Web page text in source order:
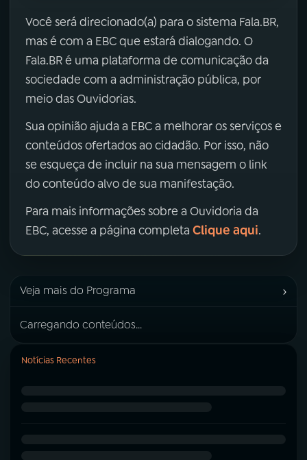
Você será direcionado(a) para o sistema Fala.BR,
mas é com a EBC que estará dialogando. O
Fala.BR é uma plataforma de comunicação da
sociedade com a administração pública, por
meio das Ouvidorias.
Sua opinião ajuda a EBC a melhorar os serviços e
conteúdos ofertados ao cidadão. Por isso, não
se esqueça de incluir na sua mensagem o link
do conteúdo alvo de sua manifestação.
Para mais informações sobre a Ouvidoria da
EBC, acesse a página completa Clique aqui.
Veja mais do Programa ›
Carregando conteúdos...
Notícias Recentes